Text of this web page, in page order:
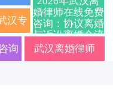
取 婚全流程避坑指
南附最新抚养权
财产分割硬核实
权争夺关键要点一文
讲透
的律
：快
汉专
师事
婚律师在线免费
咨询：协议离婚
与诉讼离婚全流
程、子女抚养权
询 武汉离婚律师